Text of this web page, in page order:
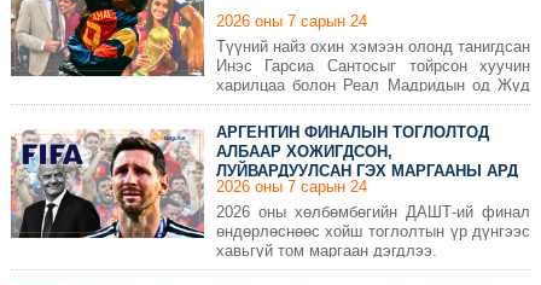
2026 оны 7 сарын 24
Түүний найз охин хэмээн олонд танигдсан
Инэс Гарсиа Сантосыг тойрсон хуучин
харилцаа болон Реал Мадридын од Жүд
Беллингемтэй холбоотой бичлэгүүд олон
нийтийн анхаарлыг татжээ.
АРГЕНТИН ФИНАЛЫН ТОГЛОЛТОД
АЛБААР ХОЖИГДСОН,
ЛУЙВАРДУУЛСАН ГЭХ МАРГААНЫ АРД
ЮУ БАЙНА ВЭ?
2026 оны 7 сарын 24
2026 оны хөлбөмбөгийн ДАШТ-ий финал
өндөрлөснөөс хойш тоглолтын үр дүнгээс
хавьгүй том маргаан дэгдлээ.